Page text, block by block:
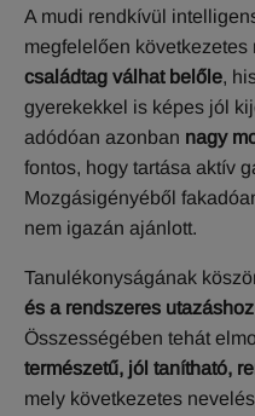
A mudi rendkívül
megfelelően következetes
családtag válhat belőle,
gyerekekkel is képes jól
adódóan azonban nagy
fontos, hogy tartása aktív
Mozgásigényéből
nem igazán ajánlott.
Tanulékonyságának
és a rendszeres
Összességében tehát
természetű, jól tanítható,
mely következetes